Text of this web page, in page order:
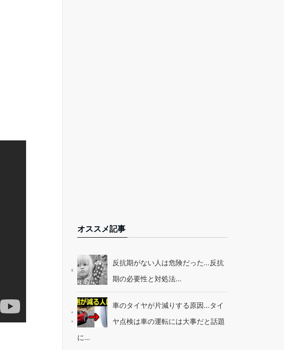
オススメ記事
反抗期がない人は危険だった…反抗
期の必要性と対処法…
車のタイヤが片減りする原因…タイ
ヤ点検は車の運転には大事だと話題
に…